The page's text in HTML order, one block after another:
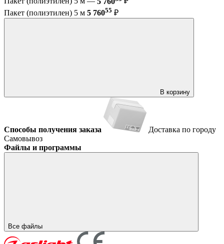
Пакет (полиэтилен) 5 м 5 76055 ₽
В корзину
Способы получения заказа
Доставка по городу
Самовывоз
Файлы и программы
Все файлы